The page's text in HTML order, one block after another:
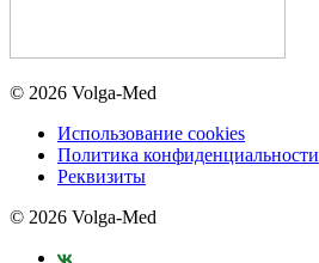
© 2026 Volga-Med
Использование cookies
Политика конфиденциальности
Реквизиты
© 2026 Volga-Med